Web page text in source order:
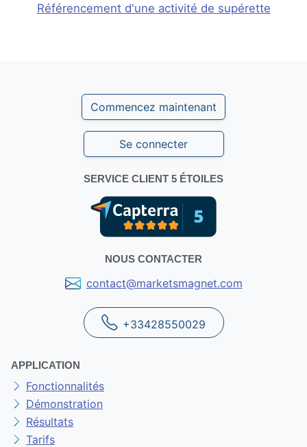
Référencement d'une activité de supérette
Commencez maintenant
Se connecter
SERVICE CLIENT 5 ÉTOILES
NOUS CONTACTER
contact@marketsmagnet.com
+33428550029
APPLICATION
Fonctionnalités
Démonstration
Résultats
Tarifs